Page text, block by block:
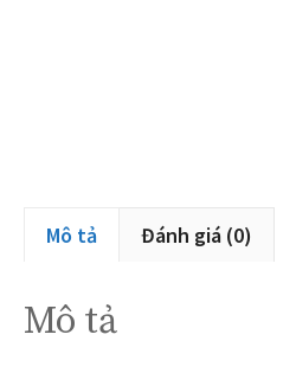
Mô tả Đánh giá (0)
Mô tả